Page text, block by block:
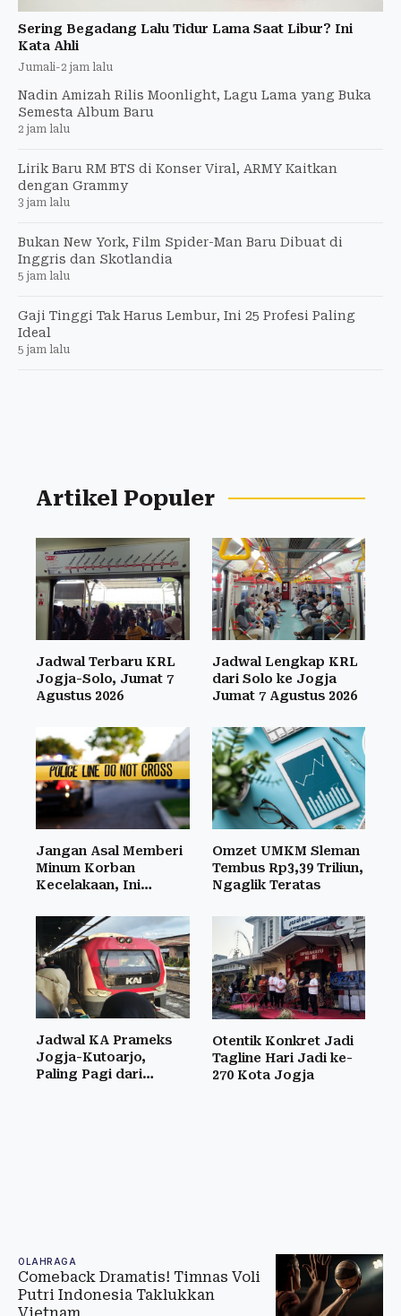
Sering Begadang Lalu Tidur Lama Saat Libur? Ini
Kata Ahli
Jumali-2 jam lalu
Nadin Amizah Rilis Moonlight, Lagu Lama yang Buka
Semesta Album Baru
2 jam lalu
Lirik Baru RM BTS di Konser Viral, ARMY Kaitkan
dengan Grammy
3 jam lalu
Bukan New York, Film Spider-Man Baru Dibuat di
Inggris dan Skotlandia
5 jam lalu
Gaji Tinggi Tak Harus Lembur, Ini 25 Profesi Paling
Ideal
5 jam lalu
Artikel Populer
Jadwal Terbaru KRL
Jogja-Solo, Jumat 7
Agustus 2026
Jadwal Lengkap KRL
dari Solo ke Jogja
Jumat 7 Agustus 2026
Jangan Asal Memberi
Minum Korban
Kecelakaan, Ini
Omzet UMKM Sleman
Tembus Rp3,39 Triliun,
Ngaglik Teratas
Jadwal KA Prameks
Jogja-Kutoarjo,
Paling Pagi dari
Otentik Konkret Jadi
Tagline Hari Jadi ke-
270 Kota Jogja
OLAHRAGA
Comeback Dramatis! Timnas Voli
Putri Indonesia Taklukkan
Vietnam